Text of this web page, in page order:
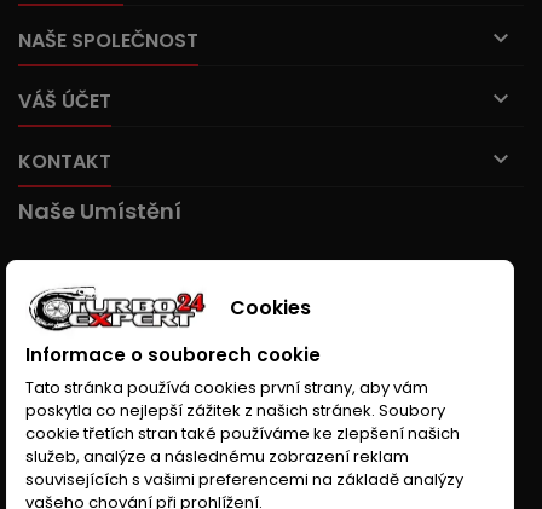
NAŠE SPOLEČNOST 
VÁŠ ÚČET 
KONTAKT 
Naše Umístění
Cookies
Informace o souborech cookie
Tato stránka používá cookies první strany, aby vám
poskytla co nejlepší zážitek z našich stránek. Soubory
cookie třetích stran také používáme ke zlepšení našich
služeb, analýze a následnému zobrazení reklam
souvisejících s vašimi preferencemi na základě analýzy
vašeho chování při prohlížení.